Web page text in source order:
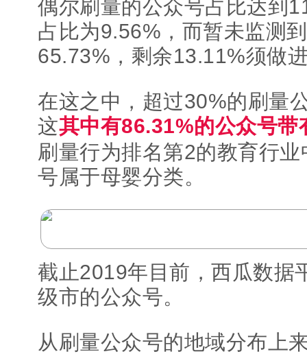
偶尔刷量的公众号占比达到
占比为9.56%，而暂未监测
65.73%，剩余13.11%须做
在这之中，超过30%的刷量
这其中有86.31%的公众号带
刷量行为排名第2的教育行
号属于母婴分类。
截止2019年目前，西瓜数据
级市的公众号。
从刷量公众号的地域分布上